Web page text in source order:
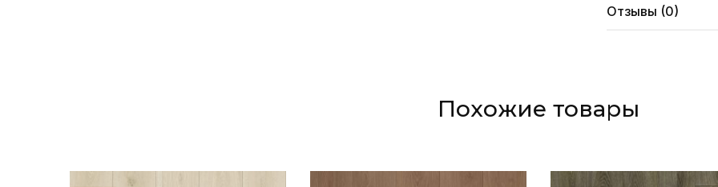
Отзывы (0)
Похожие товары